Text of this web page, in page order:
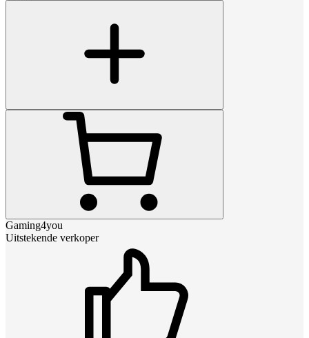
Gaming4you
Uitstekende verkoper